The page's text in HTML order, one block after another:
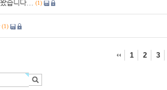
습니다... (1)
(1)
1 2 3